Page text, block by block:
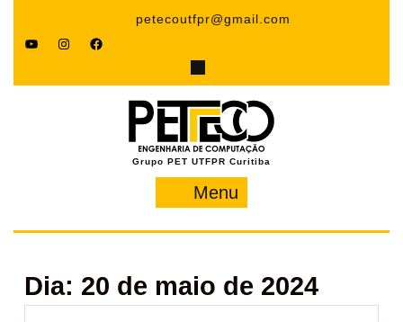
petecoutfpr@gmail.com
YouTubeInstagramFacebook
Grupo PET UTFPR Curitiba
Menu
Dia: 20 de maio de 2024